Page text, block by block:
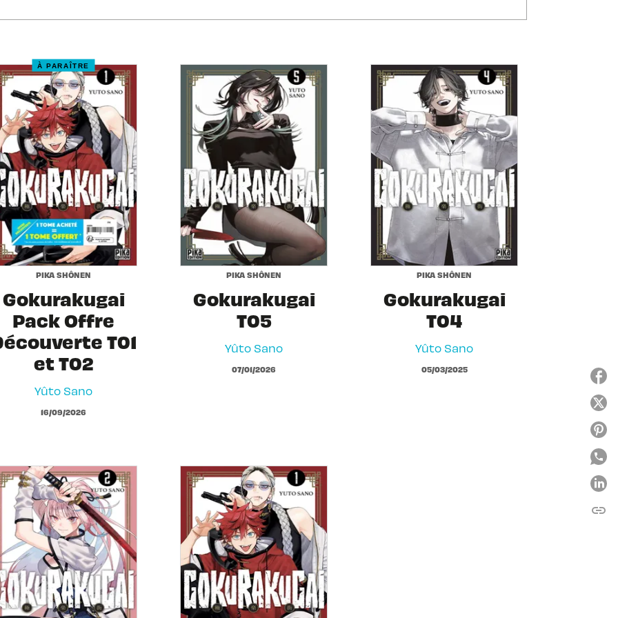
À PARAÎTRE
PIKA SHÔNEN
Gokurakugai
Pack Offre
T01
et T02
Yûto Sano
16/09/2026
PIKA SHÔNEN
Gokurakugai
T05
Yûto Sano
07/01/2026
PIKA SHÔNEN
Gokurakugai
T04
Yûto Sano
05/03/2025
link